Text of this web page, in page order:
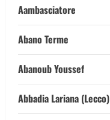
Aambasciatore
Abano Terme
Abanoub Youssef
Abbadia Lariana (Lecco)